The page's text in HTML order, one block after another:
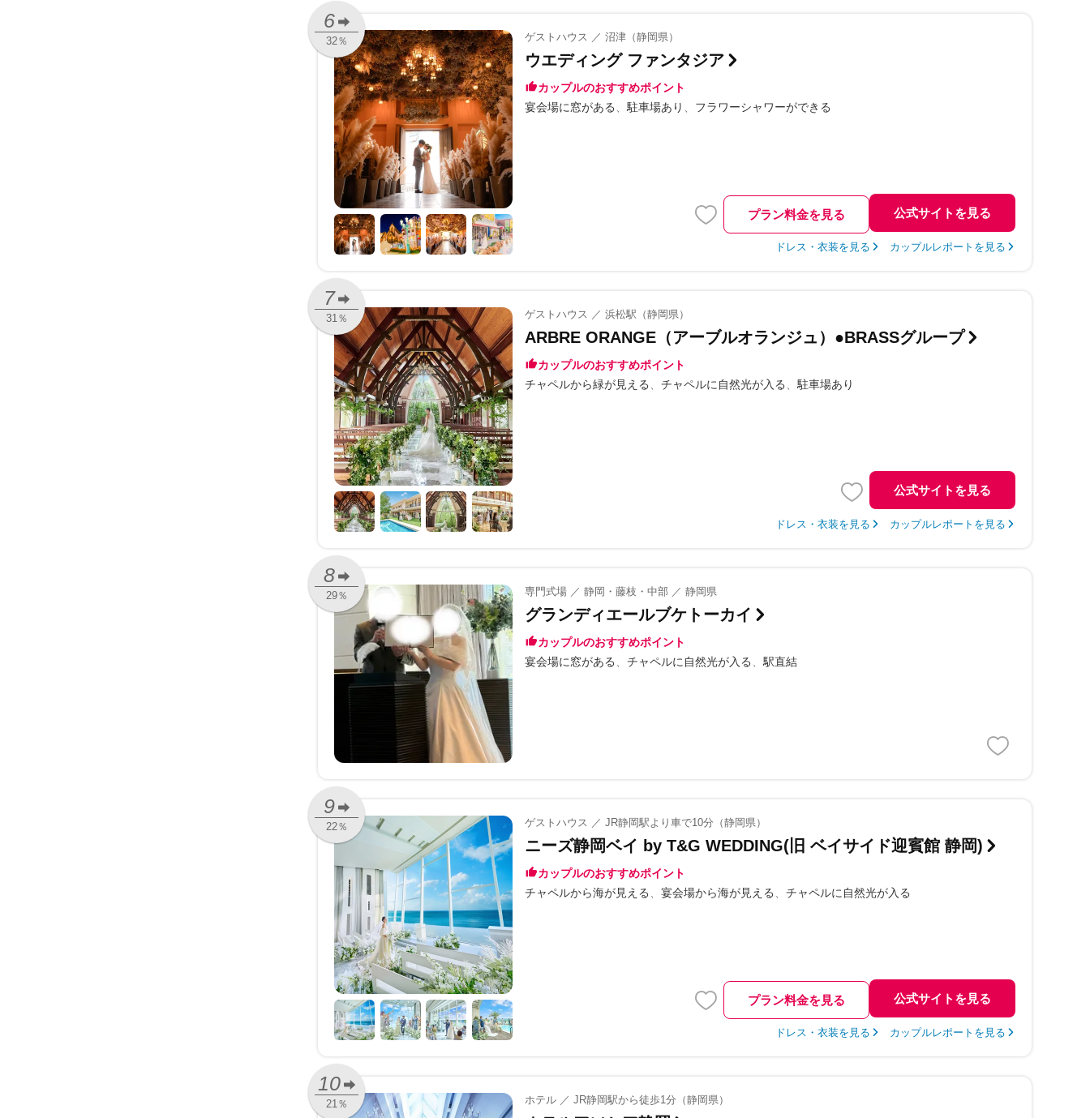
6
32％ ゲストハウス ／ 沼津（静岡県）
ウエディング ファンタジア
カップルのおすすめポイント
宴会場に窓がある
駐車場あり フラワーシャワーができる
プラン料金を見る 公式サイトを見る
ドレス・衣装を見る カップルレポートを見る
7
31％ ゲストハウス ／ 浜松駅（静岡県）
ARBRE ORANGE（アーブルオランジュ）●BRASSグループ
カップルのおすすめポイント
チャペルから緑が見える
チャペルに自然光が入る 駐車場あり
公式サイトを見る
ドレス・衣装を見る カップルレポートを見る
8
29％ 専門式場 ／ 静岡・藤枝・中部 ／ 静岡県
グランディエールブケトーカイ
カップルのおすすめポイント
宴会場に窓がある
チャペルに自然光が入る 駅直結
9
22％ ゲストハウス ／ JR静岡駅より車で10分（静岡県）
ニーズ静岡ベイ by T&G WEDDING(旧 ベイサイド迎賓館 静岡)
カップルのおすすめポイント
チャペルから海が見える
宴会場から海が見える チャペルに自然光が入る
プラン料金を見る 公式サイトを見る
ドレス・衣装を見る カップルレポートを見る
10
21％ ホテル ／ JR静岡駅から徒歩1分（静岡県）